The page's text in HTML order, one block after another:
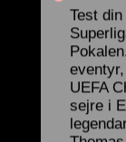
Test
UEFA
sejre i